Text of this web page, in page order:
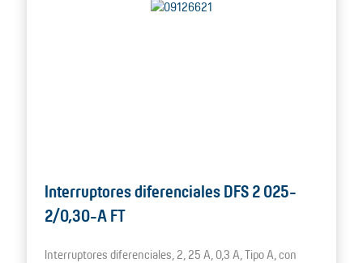
Interruptores diferenciales DFS 2 025-
2/0,30-A FT
Interruptores diferenciales, 2, 25 A, 0,3 A, Tipo A, con